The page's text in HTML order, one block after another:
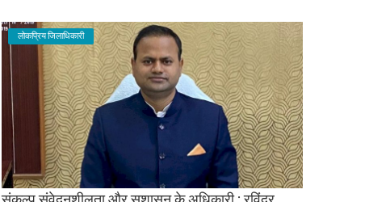
लोकप्रिय जिलाधिकारी